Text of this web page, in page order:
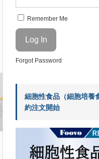
Remember Me
Forgot Password
細胞性食品（細胞培養
約注文開始